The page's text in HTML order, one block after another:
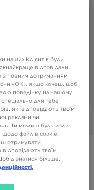
наших Клієнтів були
відповідали
з повним дотриманням
«OK», якщо хочеш, щоб
поведінку на нашому
спеціально для тебе
які відповідають твоїм
реклами чи
Ти можеш будь-коли
щодо файлів cookie,
отримувати
відповідають твоїм
дізнатися більше,